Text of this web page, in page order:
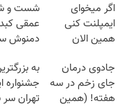
اگر میخوای
ایمپلنت کنی
همین الان
۲۵ میلیون
تومان!!!
شست و
عمقی کبد
دمنوش
جادوی درمان
جای زخم در سه
هفته! (همین
به
جشنواره
تهران سر